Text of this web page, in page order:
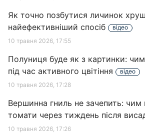
Як точно позбутися личинок
найефективніший спосіб
відео
10 травня 2026, 17:55
Полуниця буде як з картинки:
під час активного цвітіння
відео
10 травня 2026, 17:28
Вершинна гниль не зачепить: чим
томати через тиждень після
10 травня 2026, 17:26